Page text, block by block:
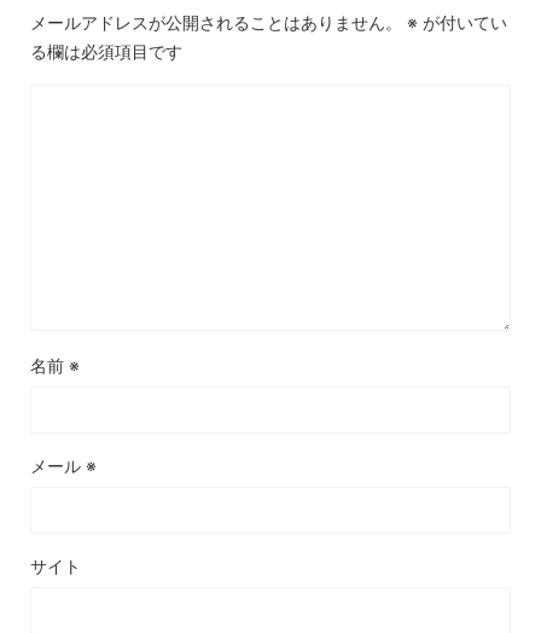
メールアドレスが公開されることはありません。 ※ が付いてい
る欄は必須項目です
名前 ※
メール ※
サイト